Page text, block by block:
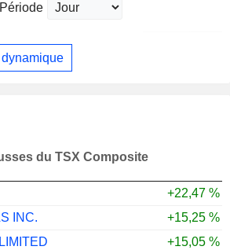
Période
du TSX Composite
+22,47 %
INC.
+15,25 %
+15,05 %